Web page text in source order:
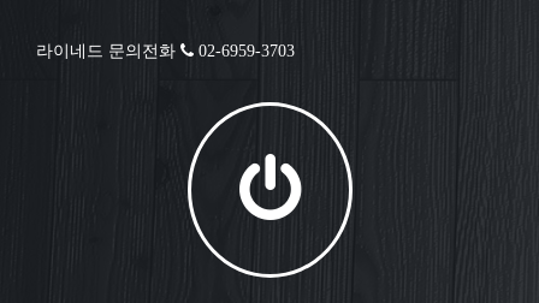
라이네드 문의전화 02-6959-3703